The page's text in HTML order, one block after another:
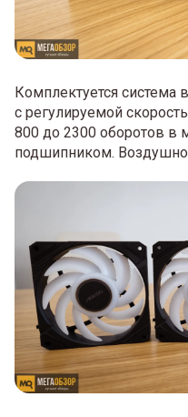
Комплектуется система
с регулируемой
800 до 2300 оборотов в
подшипником.